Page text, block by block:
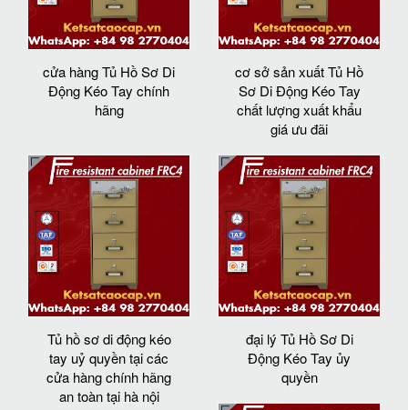
cửa hàng Tủ Hồ Sơ Di
Động Kéo Tay chính
hãng
cơ sở sản xuất Tủ Hồ
Sơ Di Động Kéo Tay
chất lượng xuất khẩu
giá ưu đãi
Tủ hồ sơ di động kéo
tay uỷ quyền tại các
cửa hàng chính hãng
an toàn tại hà nội
đại lý Tủ Hồ Sơ Di
Động Kéo Tay ủy
quyền